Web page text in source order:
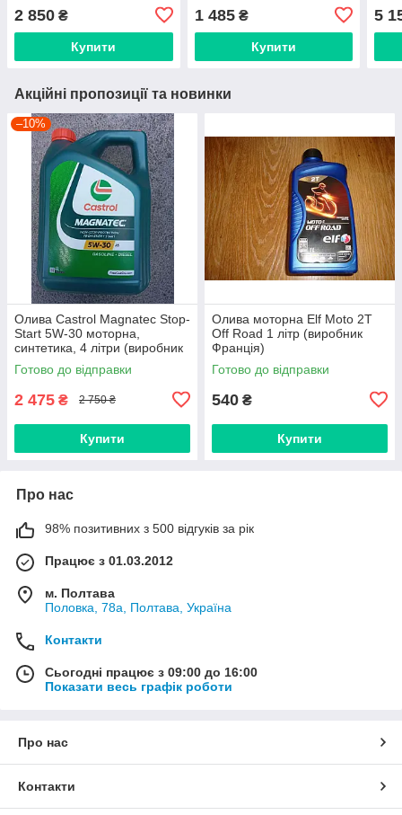
2 850 ₴
Купити
1 485₴
Купити
5
Акційні пропозиції та новинки
–10%
Олива Castrol Magnatec Stop-
Start 5W-30 моторна,
синтетика, 4 літри (виробник
Німеччина)
Готово до відправки
2 475 ₴ 2 750 ₴
Купити
Олива моторна Elf Moto 2T
Off Road 1 літр (виробник
Франція)
Готово до відправки
540 ₴
Купити
Про нас
98% позитивних з 500 відгуків за рік
Працює з 01.03.2012
м. Полтава
Половка, 78а, Полтава, Україна
Контакти
Сьогодні працює з 09:00 до 16:00
Показати весь графік роботи
Про нас
Контакти